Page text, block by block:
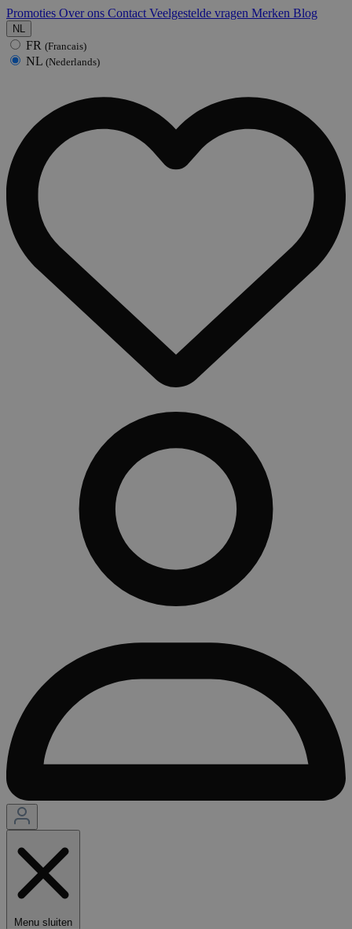
Promoties Over ons Contact Veelgestelde vragen Merken Blog
NL
FR (Francais)
NL (Nederlands)
Menu sluiten